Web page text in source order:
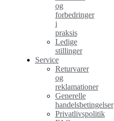
og
forbedringer
i
praksis
Ledige
stillinger
Service
Returvarer
og
reklamationer
Generelle
handelsbetingelser
Privatlivspolitik